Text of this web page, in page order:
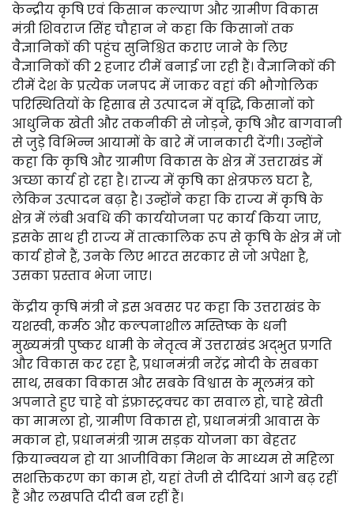
केन्द्रीय कृषि एवं किसान कल्याण और ग्रामीण विकास
मंत्री शिवराज सिंह चौहान ने कहा कि किसानों तक
वैज्ञानिकों की पहुंच सुनिश्चित कराए जाने के लिए
वैज्ञानिकों की 2 हजार टीमें बनाई जा रही हैं। वैज्ञानिकों की
टीमें देश के प्रत्येक जनपद में जाकर वहां की भौगोलिक
परिस्थितियों के हिसाब से उत्पादन में वृद्धि, किसानों को
आधुनिक खेती और तकनीकी से जोड़ने, कृषि और बागवानी
से जुड़े विभिन्न आयामों के बारे में जानकारी देंगी। उन्होंने
कहा कि कृषि और ग्रामीण विकास के क्षेत्र में उत्तराखंड में
अच्छा कार्य हो रहा है। राज्य में कृषि का क्षेत्रफल घटा है,
लेकिन उत्पादन बढ़ा है। उन्होंने कहा कि राज्य में कृषि के
क्षेत्र में लंबी अवधि की कार्ययोजना पर कार्य किया जाए,
इसके साथ ही राज्य में तात्कालिक रूप से कृषि के क्षेत्र में जो
कार्य होने हैं, उनके लिए भारत सरकार से जो अपेक्षा है,
उसका प्रस्ताव भेजा जाए।
केंद्रीय कृषि मंत्री ने इस अवसर पर कहा कि उत्तराखंड के
यशस्वी, कर्मठ और कल्पनाशील मस्तिष्क के धनी
मुख्यमंत्री पुष्कर धामी के नेतृत्व में उत्तराखंड अद्भुत प्रगति
और विकास कर रहा है, प्रधानमंत्री नरेंद्र मोदी के सबका
साथ, सबका विकास और सबके विश्वास के मूलमंत्र को
अपनाते हुए चाहे वो इंफ्रास्ट्रक्चर का सवाल हो, चाहे खेती
का मामला हो, ग्रामीण विकास हो, प्रधानमंत्री आवास के
मकान हो, प्रधानमंत्री ग्राम सड़क योजना का बेहतर
क्रियान्वयन हो या आजीविका मिशन के माध्यम से महिला
सशक्तिकरण का काम हो, यहां तेजी से दीदियां आगे बढ़ रहीं
हैं और लखपति दीदी बन रहीं हैं।